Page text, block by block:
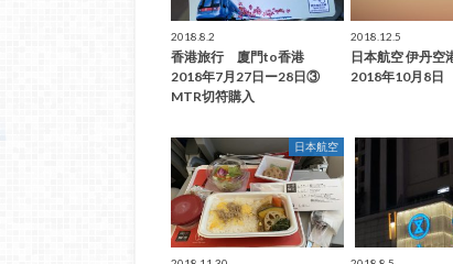
2018.8.2
香港旅行 廈門to香港
2018年7月27日ー28日③
MTR切符購入
2018.12.5
日本航空 伊丹空
2018年10月8日
日本航空